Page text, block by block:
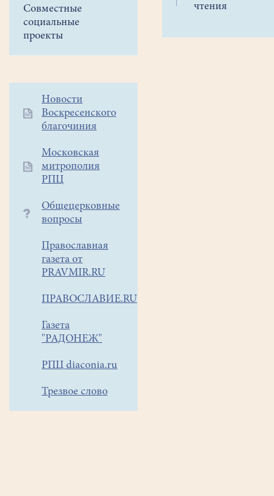
Совместные
социальные
проекты
Дополнительное
меню
Новости
Воскресенского
благочиния
Московская
митрополия
РПЦ
Общецерковные
вопросы
Православная
газета от
PRAVMIR.RU
ПРАВОСЛАВИЕ.RU
Газета
"РАДОНЕЖ"
РПЦ diaconia.ru
Трезвое слово
чтения